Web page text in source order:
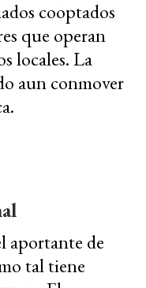
cooptados
que operan
locales. La
aun conmover
aportante de
tal tiene